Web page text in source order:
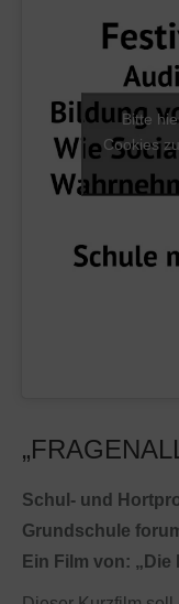
Bitte
Cookies
Schul- und
Grundschule
Ein Film von: